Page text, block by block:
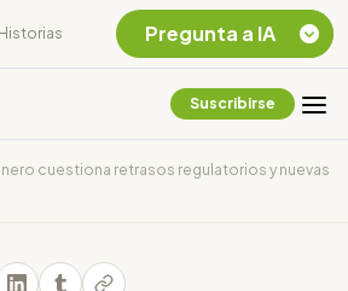
Historias
Suscribirse
cuestiona retrasos regulatorios y nuevas
Pregunta a IA
Chevron Ecuador